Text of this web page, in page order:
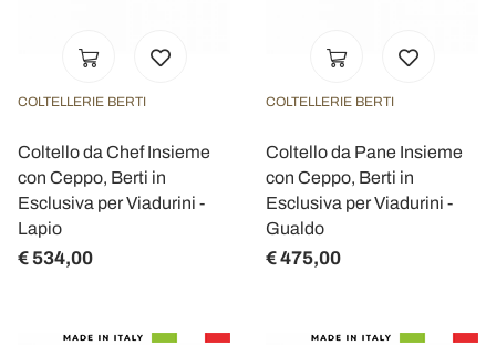
COLTELLERIE BERTI
Coltello da Chef Insieme
con Ceppo, Berti in
Esclusiva per Viadurini -
Lapio
€ 534,00
COLTELLERIE BERTI
Coltello da Pane Insieme
con Ceppo, Berti in
Esclusiva per Viadurini -
Gualdo
€ 475,00